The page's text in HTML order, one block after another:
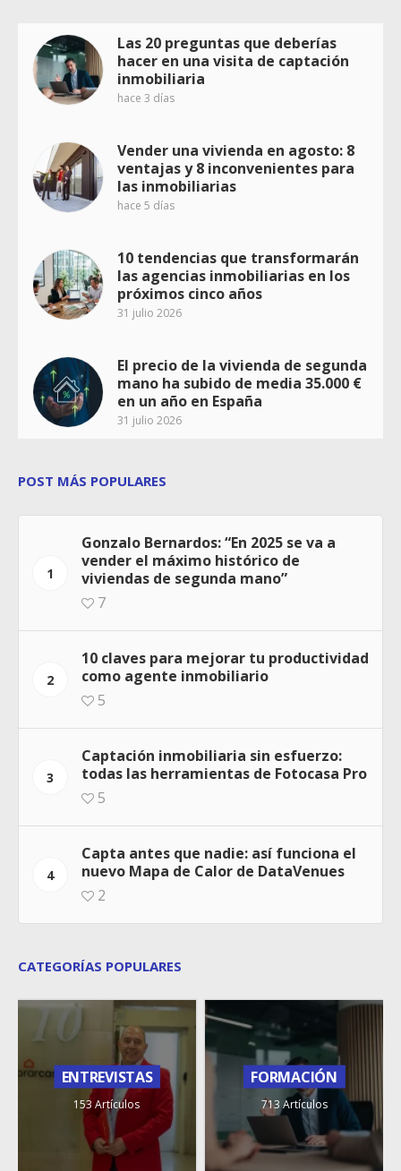
Las 20 preguntas que deberías
hacer en una visita de captación
inmobiliaria
hace 3 días
Vender una vivienda en agosto: 8
ventajas y 8 inconvenientes para
las inmobiliarias
hace 5 días
10 tendencias que transformarán
las agencias inmobiliarias en los
próximos cinco años
31 julio 2026
El precio de la vivienda de segunda
mano ha subido de media 35.000 €
en un año en España
31 julio 2026
POST MÁS POPULARES
1
Gonzalo Bernardos: “En 2025 se va a
vender el máximo histórico de
viviendas de segunda mano”
7
2
10 claves para mejorar tu productividad
como agente inmobiliario
5
3
Captación inmobiliaria sin esfuerzo:
todas las herramientas de Fotocasa Pro
5
4
Capta antes que nadie: así funciona el
nuevo Mapa de Calor de DataVenues
2
CATEGORÍAS POPULARES
ENTREVISTAS
153 Artículos
FORMACIÓN
713 Artículos